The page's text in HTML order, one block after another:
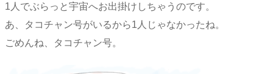
1人でぶらっと宇宙へお出掛けしちゃうのです。
あ、タコチャン号がいるから1人じゃなかったね。
ごめんね、タコチャン号。